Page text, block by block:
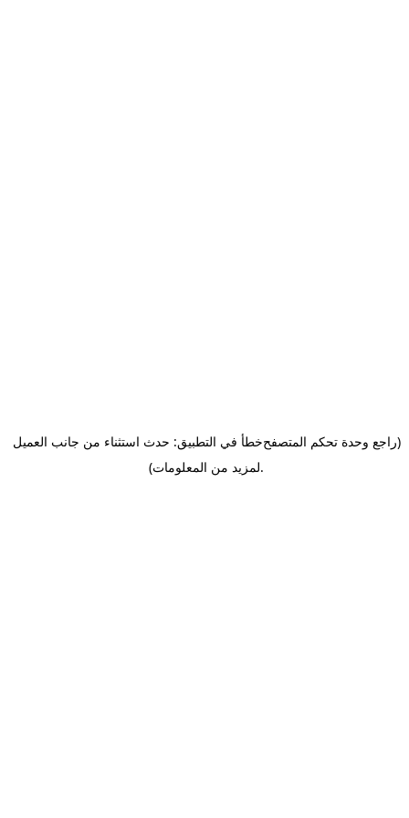
خطأ في التطبيق: حدث استثناء من جانب العميل(راجع وحدة تحكم المتصفح
لمزيد من المعلومات).